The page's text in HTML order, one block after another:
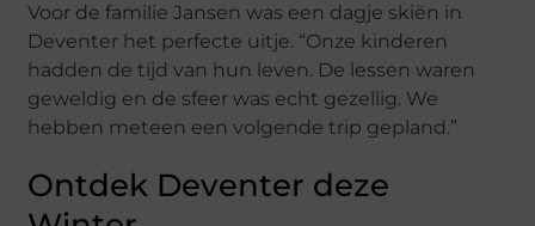
Voor de familie Jansen was een dagje skiën in
Deventer het perfecte uitje. “Onze kinderen
hadden de tijd van hun leven. De lessen waren
geweldig en de sfeer was echt gezellig. We
hebben meteen een volgende trip gepland.”
Ontdek Deventer deze